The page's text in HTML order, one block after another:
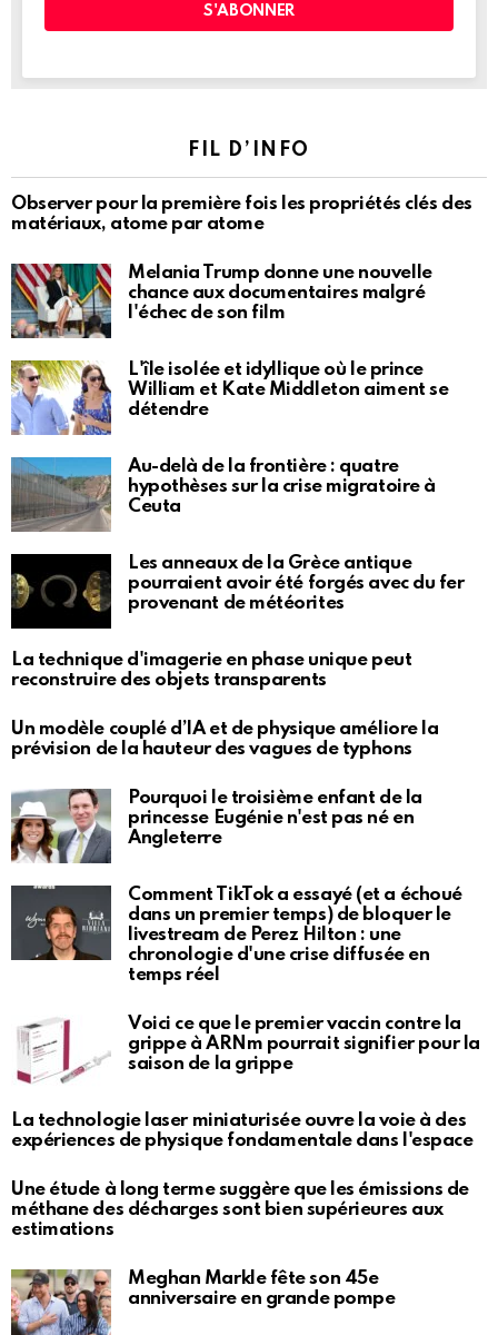
FIL D’INFO
Observer pour la première fois les propriétés clés des
matériaux, atome par atome
Melania Trump donne une nouvelle
chance aux documentaires malgré
l'échec de son film
L'île isolée et idyllique où le prince
William et Kate Middleton aiment se
détendre
Au-delà de la frontière : quatre
hypothèses sur la crise migratoire à
Ceuta
Les anneaux de la Grèce antique
pourraient avoir été forgés avec du fer
provenant de météorites
La technique d'imagerie en phase unique peut
reconstruire des objets transparents
Un modèle couplé d’IA et de physique améliore la
prévision de la hauteur des vagues de typhons
Pourquoi le troisième enfant de la
princesse Eugénie n'est pas né en
Angleterre
Comment TikTok a essayé (et a échoué
dans un premier temps) de bloquer le
livestream de Perez Hilton : une
chronologie d'une crise diffusée en
temps réel
Voici ce que le premier vaccin contre la
grippe à ARNm pourrait signifier pour la
saison de la grippe
La technologie laser miniaturisée ouvre la voie à des
expériences de physique fondamentale dans l'espace
Une étude à long terme suggère que les émissions de
méthane des décharges sont bien supérieures aux
estimations
Meghan Markle fête son 45e
anniversaire en grande pompe